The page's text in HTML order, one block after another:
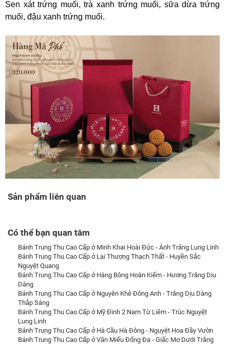
Sen xát trứng muối, trà xanh trứng muối, sữa dừa trứng
muối, đậu xanh trứng muối.
Sản phẩm liên quan
Có thể bạn quan tâm
Bánh Trung Thu Cao Cấp ở Minh Khai Hoài Đức - Ánh Trăng Lung Linh
Bánh Trung Thu Cao Cấp ở Lại Thượng Thạch Thất - Huyền Sắc
Nguyệt Quang
Bánh Trung Thu Cao Cấp ở Hàng Bông Hoàn Kiếm - Hương Trăng Dịu
Dàng
Bánh Trung Thu Cao Cấp ở Nguyên Khê Đông Anh - Trăng Dịu Dàng
Thắp Sáng
Bánh Trung Thu Cao Cấp ở Mỹ Đình 2 Nam Từ Liêm - Trúc Nguyệt
Lung Linh
Bánh Trung Thu Cao Cấp ở Hà Cầu Hà Đông - Nguyệt Hoa Đầy Vườn
Bánh Trung Thu Cao Cấp ở Văn Miếu Đống Đa - Giấc Mơ Dưới Trăng